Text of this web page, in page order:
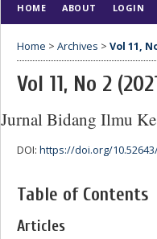
HOME ABOUT LOGIN
Home > Archives > Vol 11,
Vol 11, No 2
Jurnal Bidang Ilmu
DOI: https://doi.org/
Table of Contents
Articles